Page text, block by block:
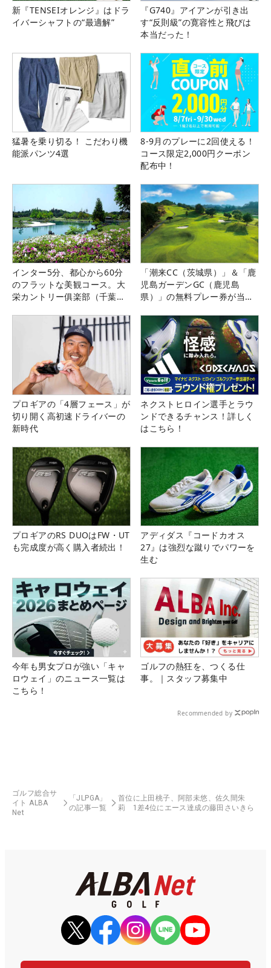
新『TENSEIオレンジ』はドラ
イバーシャフトの“最適解”
『G740』アイアンが引き出
す“反則級”の寛容性と飛びは
本当だった！
猛暑を乗り切る！ こだわり機
能派パンツ4選
8-9月のプレーに2回使える！
コース限定2,000円クーポン
配布中！
インター5分、都心から60分
のフラットな美観コース。大
栄カントリー俱楽部（千葉
「潮来CC（茨城県）」＆「鹿
児島ガーデンGC（鹿児島
県）」の無料プレー券が当た
プロギアの「4層フェース」が
切り開く高初速ドライバーの
新時代
ネクストヒロイン選手とラウ
ンドできるチャンス！詳しく
はこちら！
プロギアのRS DUOはFW・UT
も完成度が高く購入者続出！
アディダス『コードカオス
27』は強烈な蹴りでパワーを
生む
今年も男女プロが強い「キャ
ロウェイ」のニュース一覧は
こちら！
ゴルフの熱狂を、つくる仕
事。｜スタッフ募集中
Recommended by
ゴルフ総合サ
イト ALBA
Net
「JLPGA」
の記事一覧
首位に上田桃子、阿部未悠、佐久間朱
莉 1差4位にエース達成の藤田さいきら